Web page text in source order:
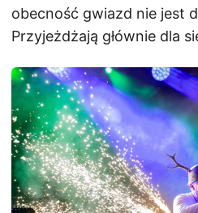
obecność gwiazd nie jest
Przyjeżdżają głównie dla